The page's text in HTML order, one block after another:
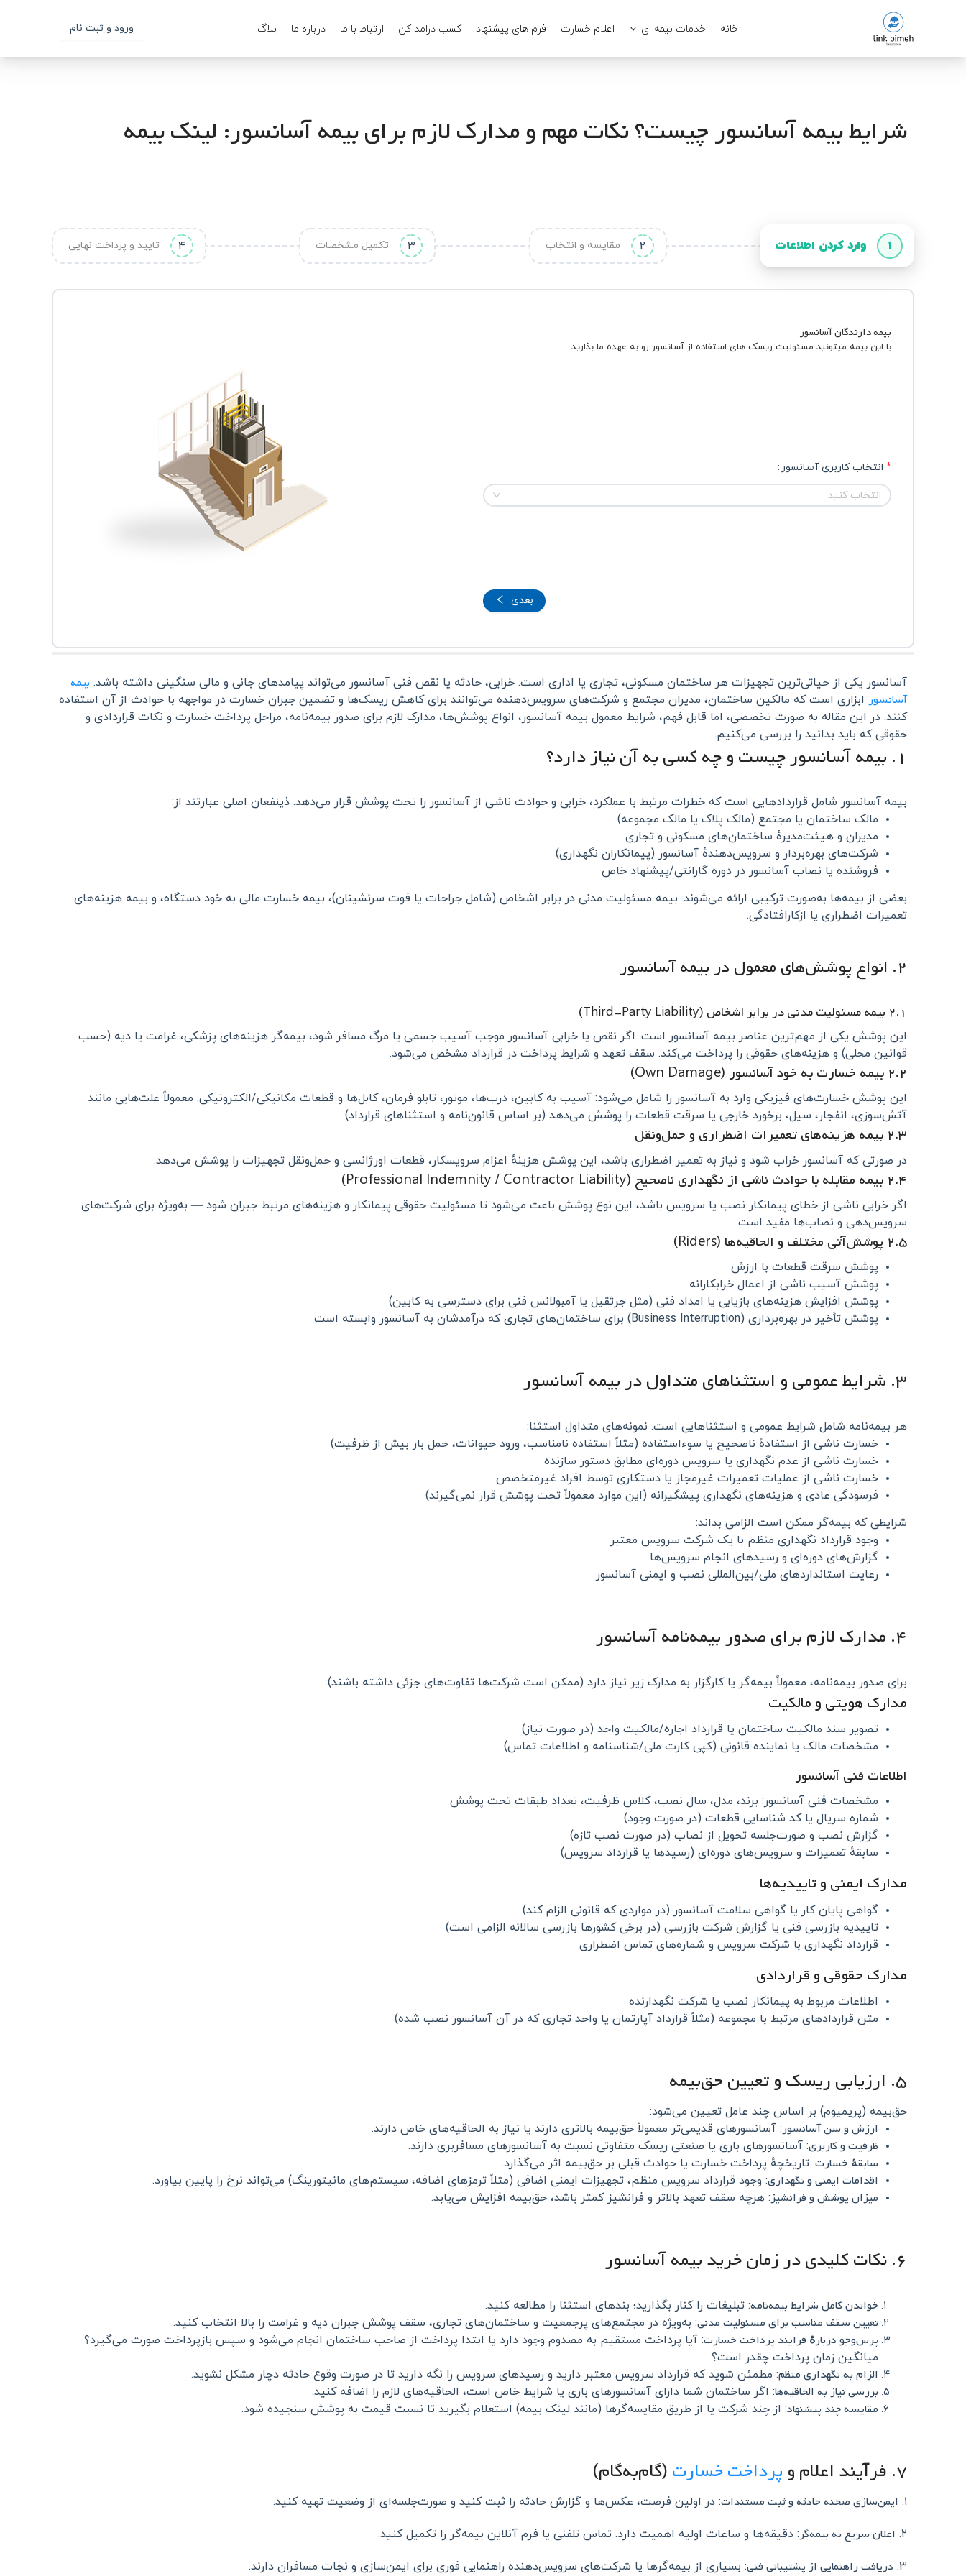
خانه خدمات بیمه ای اعلام خسارت فرم های پیشنهاد کسب درامد کن ارتباط با ما درباره ما بلاگ ورود و ثبت نام
شرایط بیمه آسانسور چیست؟ نکات مهم و مدارک لازم برای بیمه آسانسور: لینک بیمه
1 وارد کردن اطلاعات 2 مقایسه و انتخاب 3 تکمیل مشخصات 4 تایید و پرداخت نهایی
بیمه دارندگان آسانسور
با این بیمه میتونید مسئولیت ریسک های استفاده از آسانسور رو به عهده ما بذارید
انتخاب کاربری آسانسور
انتخاب کنید
بعدی
آسانسور یکی از حیاتی‌ترین تجهیزات هر ساختمان مسکونی، تجاری یا اداری است. خرابی، حادثه یا نقص فنی آسانسور می‌تواند پیامدهای جانی و مالی سنگینی داشته باشد. بیمه
آسانسور ابزاری است که مالکین ساختمان، مدیران مجتمع و شرکت‌های سرویس‌دهنده می‌توانند برای کاهش ریسک‌ها و تضمین جبران خسارت در مواجهه با حوادث از آن استفاده
کنند. در این مقاله به صورت تخصصی، اما قابل فهم، شرایط معمول بیمه آسانسور، انواع پوشش‌ها، مدارک لازم برای صدور بیمه‌نامه، مراحل پرداخت خسارت و نکات قراردادی و
حقوقی که باید بدانید را بررسی می‌کنیم.
۱. بیمه آسانسور چیست و چه کسی به آن نیاز دارد؟
بیمه آسانسور شامل قراردادهایی است که خطرات مرتبط با عملکرد، خرابی و حوادث ناشی از آسانسور را تحت پوشش قرار می‌دهد. ذینفعان اصلی عبارتند از:
مالک ساختمان یا مجتمع (مالک پلاک یا مالک مجموعه)
مدیران و هیئت‌مدیرهٔ ساختمان‌های مسکونی و تجاری
شرکت‌های بهره‌بردار و سرویس‌دهندهٔ آسانسور (پیمانکاران نگهداری)
فروشنده یا نصاب آسانسور در دوره گارانتی/پیشنهاد خاص
بعضی از بیمه‌ها به‌صورت ترکیبی ارائه می‌شوند: بیمه مسئولیت مدنی در برابر اشخاص (شامل جراحات یا فوت سرنشینان)، بیمه خسارت مالی به خود دستگاه، و بیمه هزینه‌های
تعمیرات اضطراری یا ازکارافتادگی.
۲. انواع پوشش‌های معمول در بیمه آسانسور
۲.۱ بیمه مسئولیت مدنی در برابر اشخاص (Third-Party Liability)
این پوشش یکی از مهم‌ترین عناصر بیمه آسانسور است. اگر نقص یا خرابی آسانسور موجب آسیب جسمی یا مرگ مسافر شود، بیمه‌گر هزینه‌های پزشکی، غرامت یا دیه (حسب
قوانین محلی) و هزینه‌های حقوقی را پرداخت می‌کند. سقف تعهد و شرایط پرداخت در قرارداد مشخص می‌شود.
۲.۲ بیمه خسارت به خود آسانسور (Own Damage)
این پوشش خسارت‌های فیزیکی وارد به آسانسور را شامل می‌شود: آسیب به کابین، درب‌ها، موتور، تابلو فرمان، کابل‌ها و قطعات مکانیکی/الکترونیکی. معمولاً علت‌هایی مانند
آتش‌سوزی، انفجار، سیل، برخورد خارجی یا سرقت قطعات را پوشش می‌دهد (بر اساس قانون‌نامه و استثناهای قرارداد).
۲.۳ بیمه هزینه‌های تعمیرات اضطراری و حمل‌ونقل
در صورتی که آسانسور خراب شود و نیاز به تعمیر اضطراری باشد، این پوشش هزینهٔ اعزام سرویسکار، قطعات اورژانسی و حمل‌ونقل تجهیزات را پوشش می‌دهد.
۲.۴ بیمه مقابله با حوادث ناشی از نگهداری ناصحیح (Professional Indemnity / Contractor Liability)
اگر خرابی ناشی از خطای پیمانکار نصب یا سرویس باشد، این نوع پوشش باعث می‌شود تا مسئولیت حقوقی پیمانکار و هزینه‌های مرتبط جبران شود — به‌ویژه برای شرکت‌های
سرویس‌دهی و نصاب‌ها مفید است.
۲.۵ پوشش‌آتی مختلف و الحاقیه‌ها (Riders)
پوشش سرقت قطعات با ارزش
پوشش آسیب ناشی از اعمال خرابکارانه
پوشش افزایش هزینه‌های بازیابی یا امداد فنی (مثل جرثقیل یا آمبولانس فنی برای دسترسی به کابین)
پوشش تأخیر در بهره‌برداری (Business Interruption) برای ساختمان‌های تجاری که درآمدشان به آسانسور وابسته است
۳. شرایط عمومی و استثناهای متداول در بیمه آسانسور
هر بیمه‌نامه شامل شرایط عمومی و استثناهایی است. نمونه‌های متداول استثنا:
خسارت ناشی از استفادهٔ ناصحیح یا سوءاستفاده (مثلاً استفاده نامناسب، ورود حیوانات، حمل بار بیش از ظرفیت)
خسارت ناشی از عدم نگهداری یا سرویس دوره‌ای مطابق دستور سازنده
خسارت ناشی از عملیات تعمیرات غیرمجاز یا دستکاری توسط افراد غیرمتخصص
فرسودگی عادی و هزینه‌های نگهداری پیشگیرانه (این موارد معمولاً تحت پوشش قرار نمی‌گیرند)
شرایطی که بیمه‌گر ممکن است الزامی بداند:
وجود قرارداد نگهداری منظم با یک شرکت سرویس معتبر
گزارش‌های دوره‌ای و رسیدهای انجام سرویس‌ها
رعایت استانداردهای ملی/بین‌المللی نصب و ایمنی آسانسور
۴. مدارک لازم برای صدور بیمه‌نامه آسانسور
برای صدور بیمه‌نامه، معمولاً بیمه‌گر یا کارگزار به مدارک زیر نیاز دارد (ممکن است شرکت‌ها تفاوت‌های جزئی داشته باشند):
مدارک هویتی و مالکیت
تصویر سند مالکیت ساختمان یا قرارداد اجاره/مالکیت واحد (در صورت نیاز)
مشخصات مالک یا نماینده قانونی (کپی کارت ملی/شناسنامه و اطلاعات تماس)
اطلاعات فنی آسانسور
مشخصات فنی آسانسور: برند، مدل، سال نصب، کلاس ظرفیت، تعداد طبقات تحت پوشش
شماره سریال یا کد شناسایی قطعات (در صورت وجود)
گزارش نصب و صورت‌جلسه تحویل از نصاب (در صورت نصب تازه)
سابقهٔ تعمیرات و سرویس‌های دوره‌ای (رسیدها یا قرارداد سرویس)
مدارک ایمنی و تاییدیه‌ها
گواهی پایان کار یا گواهی سلامت آسانسور (در مواردی که قانونی الزام کند)
تاییدیه بازرسی فنی یا گزارش شرکت بازرسی (در برخی کشورها بازرسی سالانه الزامی است)
قرارداد نگهداری با شرکت سرویس و شماره‌های تماس اضطراری
مدارک حقوقی و قراردادی
اطلاعات مربوط به پیمانکار نصب یا شرکت نگهدارنده
متن قراردادهای مرتبط با مجموعه (مثلاً قرارداد آپارتمان یا واحد تجاری که در آن آسانسور نصب شده)
۵. ارزیابی ریسک و تعیین حق‌بیمه
حق‌بیمه (پریمیوم) بر اساس چند عامل تعیین می‌شود:
ارزش و سن آسانسور: آسانسورهای قدیمی‌تر معمولاً حق‌بیمه بالاتری دارند یا نیاز به الحاقیه‌های خاص دارند.
ظرفیت و کاربری: آسانسورهای باری یا صنعتی ریسک متفاوتی نسبت به آسانسورهای مسافربری دارند.
سابقهٔ خسارت: تاریخچهٔ پرداخت خسارت یا حوادث قبلی بر حق‌بیمه اثر می‌گذارد.
اقدامات ایمنی و نگهداری: وجود قرارداد سرویس منظم، تجهیزات ایمنی اضافی (مثلاً ترمزهای اضافه، سیستم‌های مانیتورینگ) می‌تواند نرخ را پایین بیاورد.
میزان پوشش و فرانشیز: هرچه سقف تعهد بالاتر و فرانشیز کمتر باشد، حق‌بیمه افزایش می‌یابد.
۶. نکات کلیدی در زمان خرید بیمه آسانسور
خواندن کامل شرایط بیمه‌نامه: تبلیغات را کنار بگذارید؛ بندهای استثنا را مطالعه کنید.
تعیین سقف مناسب برای مسئولیت مدنی: به‌ویژه در مجتمع‌های پرجمعیت و ساختمان‌های تجاری، سقف پوشش جبران دیه و غرامت را بالا انتخاب کنید.
پرس‌وجو دربارهٔ فرایند پرداخت خسارت: آیا پرداخت مستقیم به مصدوم وجود دارد یا ابتدا پرداخت از صاحب ساختمان انجام می‌شود و سپس بازپرداخت صورت می‌گیرد؟
میانگین زمان پرداخت چقدر است؟
الزام به نگهداری منظم: مطمئن شوید که قرارداد سرویس معتبر دارید و رسیدهای سرویس را نگه دارید تا در صورت وقوع حادثه دچار مشکل نشوید.
بررسی نیاز به الحاقیه‌ها: اگر ساختمان شما دارای آسانسورهای باری یا شرایط خاص است، الحاقیه‌های لازم را اضافه کنید.
مقایسه چند پیشنهاد: از چند شرکت یا از طریق مقایسه‌گرها (مانند لینک بیمه) استعلام بگیرید تا نسبت قیمت به پوشش سنجیده شود.
۷. فرآیند اعلام و پرداخت خسارت (گام‌به‌گام)
۱. ایمن‌سازی صحنه حادثه و ثبت مستندات: در اولین فرصت، عکس‌ها و گزارش حادثه را ثبت کنید و صورت‌جلسه‌ای از وضعیت تهیه کنید.
۲. اعلان سریع به بیمه‌گر: دقیقه‌ها و ساعات اولیه اهمیت دارد. تماس تلفنی یا فرم آنلاین بیمه‌گر را تکمیل کنید.
۳. دریافت راهنمایی از پشتیبانی فنی: بسیاری از بیمه‌گرها یا شرکت‌های سرویس‌دهنده راهنمایی فوری برای ایمن‌سازی و نجات مسافران دارند.